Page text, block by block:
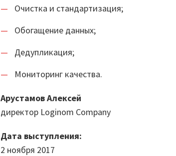
Очистка и стандартизация;
Обогащение данных;
Дедупликация;
Мониторинг качества.
Арустамов Алексей
директор Loginom Company
Дата выступления:
2 ноября 2017